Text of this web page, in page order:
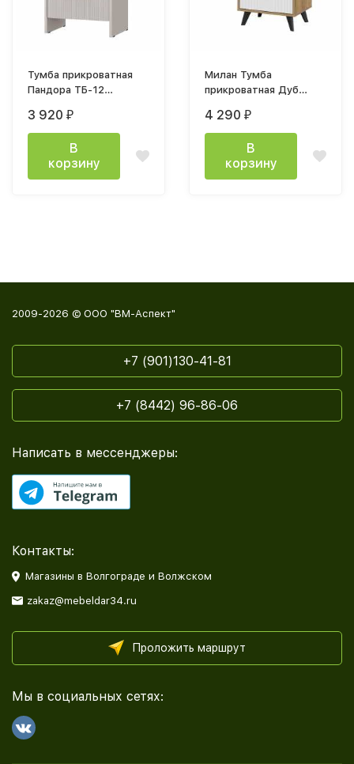
Тумба прикроватная
Пандора ТБ-12
03
3 920 ₽
В
корзину
Милан Тумба
прикроватная Дуб
Матовый
4 290 ₽
В
корзину
2009-2026 © ООО "ВМ-Аспект"
+7 (901)130-41-81
+7 (8442) 96-86-06
Написать в мессенджеры:
Контакты:
Магазины в Волгограде и Волжском
zakaz@mebeldar34.ru
Проложить маршрут
Мы в социальных сетях: